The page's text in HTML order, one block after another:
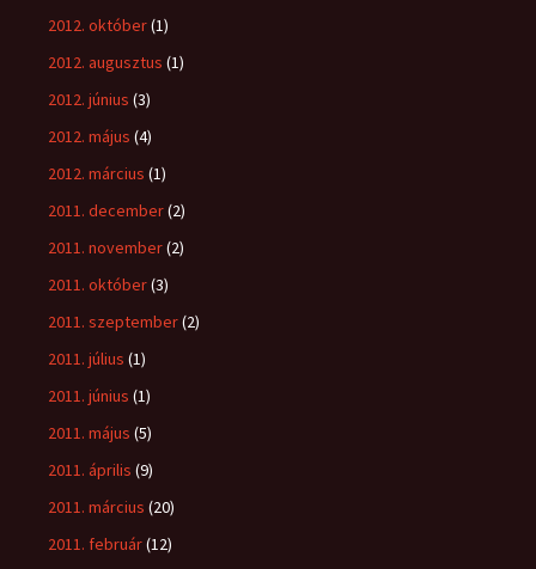
2012. október(1)
2012. augusztus (1)
2012. június (3)
2012. május (4)
2012. március (1)
2011. december(2)
2011. november(2)
2011. október(3)
2011. szeptember(2)
2011. július (1)
2011. június (1)
2011. május (5)
2011. április (9)
2011. március (20)
2011. február(12)